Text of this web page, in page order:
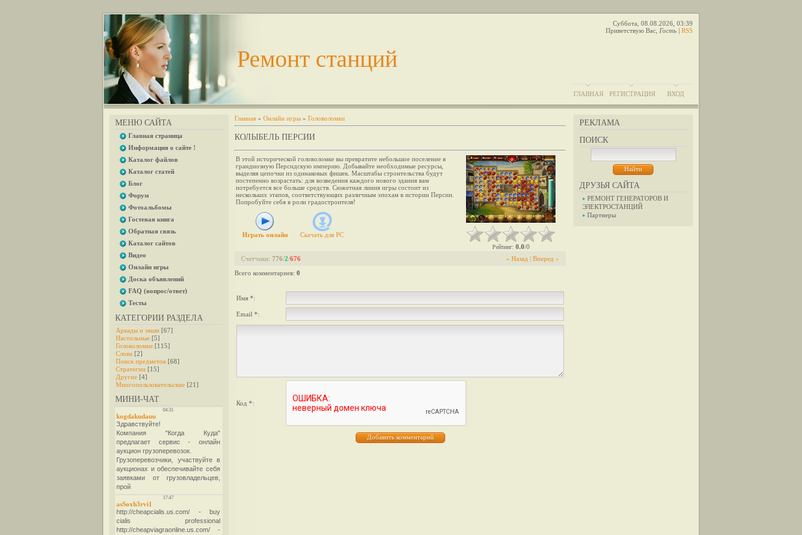
Ремонт станций
Суббота, 08.08.2026, 03:39
Приветствую Вас Гость | RSS
ГЛАВНАЯ РЕГИСТРАЦИЯ ВХОД
МЕНЮ САЙТА
Главная страница
Информация о сайте !
Каталог файлов
Каталог статей
Блог
Форум
Фотоальбомы
Гостевая книга
Обратная связь
Каталог сайтов
Видео
Онлайн игры
Доска объявлений
FAQ (вопрос/ответ)
Тесты
КАТЕГОРИИ РАЗДЕЛА
Аркады и экшн [67]
Настольные [5]
Головоломки [115]
Слова [2]
Поиск предметов [68]
Стратегии [15]
Другие [4]
Многопользовательские [21]
МИНИ-ЧАТ
РЕКЛАМА
ПОИСК
ДРУЗЬЯ САЙТА
РЕМОНТ ГЕНЕРАТОРОВ И
ЭЛЕКТРОСТАНЦИЙ
Партнеры
Главная » Онлайн игры » Головоломки
КОЛЫБЕЛЬ ПЕРСИИ
В этой исторической головоломке вы превратите небольшое поселение в
грандиозную Персидскую империю. Добывайте необходимые ресурсы,
выделяя цепочки из одинаковых фишек. Масштабы строительства будут
постепенно возрастать: для возведения каждого нового здания вам
потребуется все больше средств. Сюжетная линия игры состоит из
нескольких этапов, соответствующих различным эпохам в истории Персии.
Попробуйте себя в роли градостроителя!
Играть онлайн Скачать для PC
Рейтинг: 0.0/0
« Назад | Вперед »
Счетчики: 776/2/676
Всего комментариев: 0
Имя *:
Email *:
Код *: